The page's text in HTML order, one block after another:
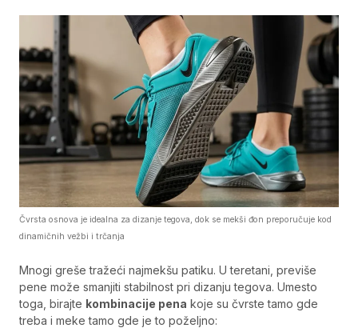
Čvrsta osnova je idealna za dizanje tegova, dok se mekši đon preporučuje kod
dinamičnih vežbi i trčanja
Mnogi greše tražeći najmekšu patiku. U teretani, previše
pene može smanjiti stabilnost pri dizanju tegova. Umesto
toga, birajte kombinacije pena koje su čvrste tamo gde
treba i meke tamo gde je to poželjno: